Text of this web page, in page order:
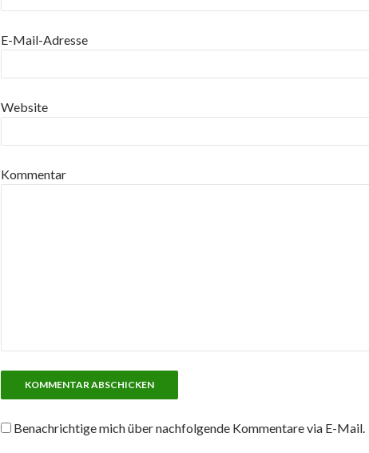
E-Mail-Adresse
Website
Kommentar
Benachrichtige mich über nachfolgende Kommentare via E-Mail.